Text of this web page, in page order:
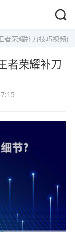
者荣耀补刀技巧视频)
者荣耀补刀